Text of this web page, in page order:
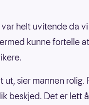
helt uvitende da
kunne fortelle
ut, sier mannen rolig.
beskjed. Det er lett